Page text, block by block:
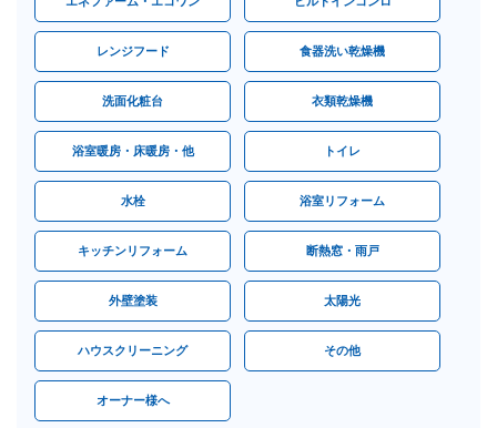
レンジフード 食器洗い乾燥機
洗面化粧台 衣類乾燥機
浴室暖房・床暖房・他 トイレ
水栓 浴室リフォーム
キッチンリフォーム 断熱窓・雨戸
外壁塗装 太陽光
ハウスクリーニング その他
オーナー様へ